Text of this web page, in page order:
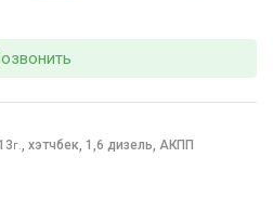
г., хэтчбек, 1,6 дизель, АКПП